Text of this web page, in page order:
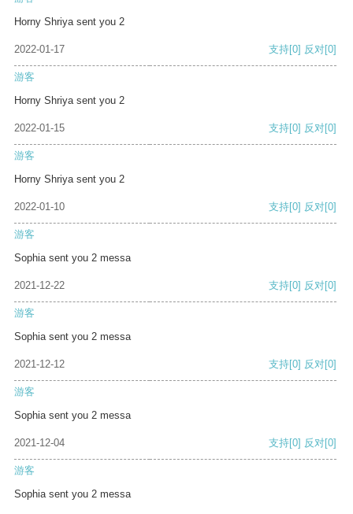
Horny Shriya sent you 2
2022-01-17 支持[0] 反对[0]
游客
Horny Shriya sent you 2
2022-01-15 支持[0] 反对[0]
游客
Horny Shriya sent you 2
2022-01-10 支持[0] 反对[0]
游客
Sophia sent you 2 messa
2021-12-22 支持[0] 反对[0]
游客
Sophia sent you 2 messa
2021-12-12 支持[0] 反对[0]
游客
Sophia sent you 2 messa
2021-12-04 支持[0] 反对[0]
游客
Sophia sent you 2 messa